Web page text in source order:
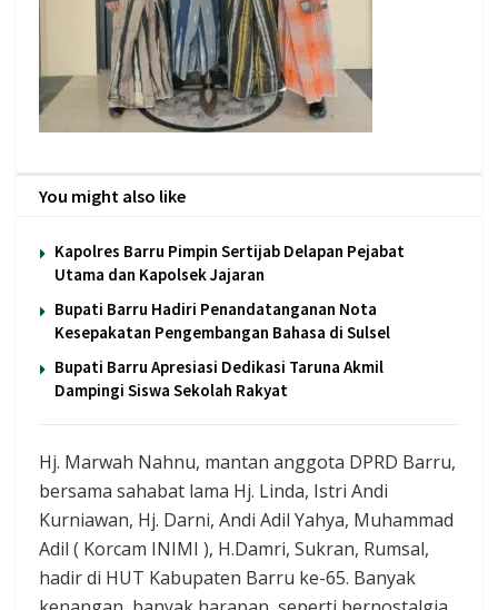
You might also like
Kapolres Barru Pimpin Sertijab Delapan Pejabat
Utama dan Kapolsek Jajaran
Bupati Barru Hadiri Penandatanganan Nota
Kesepakatan Pengembangan Bahasa di Sulsel
Bupati Barru Apresiasi Dedikasi Taruna Akmil
Dampingi Siswa Sekolah Rakyat
Hj. Marwah Nahnu, mantan anggota DPRD Barru,
bersama sahabat lama Hj. Linda, Istri Andi
Kurniawan, Hj. Darni, Andi Adil Yahya, Muhammad
Adil ( Korcam INIMI ), H.Damri, Sukran, Rumsal,
hadir di HUT Kabupaten Barru ke-65. Banyak